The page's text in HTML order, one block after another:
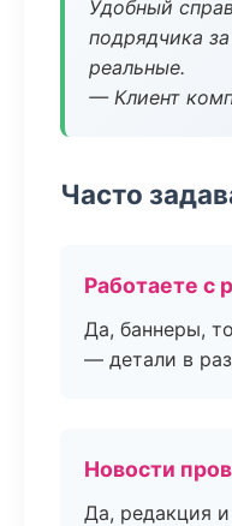
Удобный
подрядчика
реальные.
— Клиент
Часто
Работаете с
Да, баннеры,
— детали в
Новости
Да, редакция